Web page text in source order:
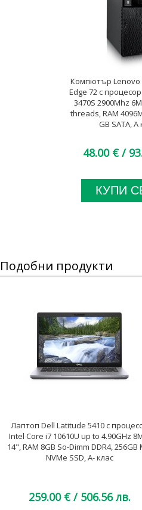
Компютър Lenovo
Edge 72 с
3470S 2900Mhz
threads, RAM
GB SATA, A
48.00 € /
КУПИ
Подобни продукти
Лаптоп Dell Latitude 5410 с
Intel Core i7 10610U up to 4.90GHz
14", RAM 8GB So-Dimm DDR4, 256GB
NVMe SSD, A- клас
259.00 €/ 506.56 лв.